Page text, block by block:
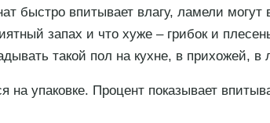
впитывает влагу, ламели
запах и что хуже – грибок и
такой пол на кухне, в прихожей,
на упаковке. Процент показывает